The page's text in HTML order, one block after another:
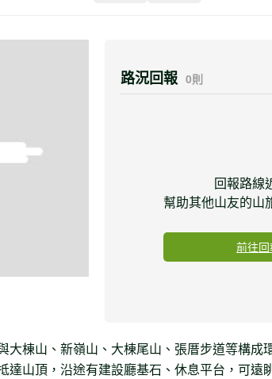
路況回報 0則
回報路線
幫助其他山友的山
前往回
大棟山、新嶺山、大棟尾山、張厝步道等構成
達山頂，沿途有建設廳基石、休息平台，可遠